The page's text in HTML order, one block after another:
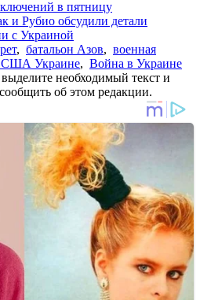
в пятницу
и Рубио обсудили детали
с Украиной
, батальон Азов, военная
США Украине, Война в Украине
необходимый текст и
об этом редакции.